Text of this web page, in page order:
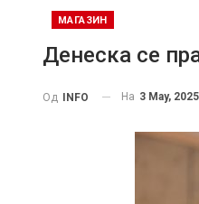
МАГАЗИН
Денеска се
Од INFO На 3 May,